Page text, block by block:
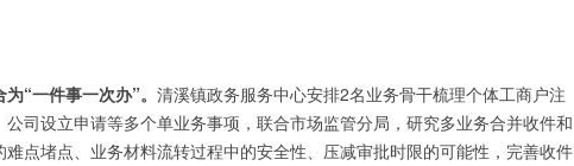
“一件事一次办”。 清溪镇政务服务中心安排2名业务骨干梳理个体工商户注
司设立申请等多个单业务事项，联合市场监管分局，研究多业务合并收件和
点堵点、业务材料流转过程中的安全性、压减审批时限的可能性，完善收件